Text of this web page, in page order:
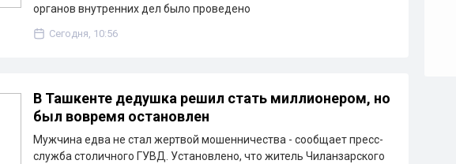
органов внутренних дел было проведено
Сегодня, 10:56
В Ташкенте дедушка решил стать миллионером, но
был вовремя остановлен
Мужчина едва не стал жертвой мошенничества - сообщает пресс-
служба столичного ГУВД. Установлено, что житель Чиланзарского